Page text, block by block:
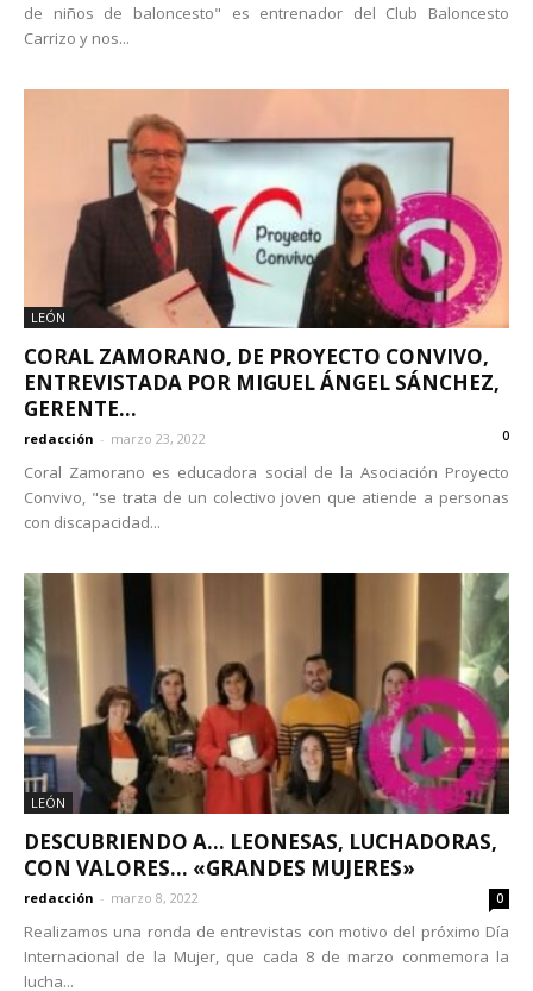
de niños de baloncesto" es entrenador del Club Baloncesto
Carrizo y nos...
LEÓN
CORAL ZAMORANO, DE PROYECTO CONVIVO,
ENTREVISTADA POR MIGUEL ÁNGEL SÁNCHEZ,
GERENTE...
redacción - marzo 23, 2022 0
Coral Zamorano es educadora social de la Asociación Proyecto
Convivo, "se trata de un colectivo joven que atiende a personas
con discapacidad...
LEÓN
DESCUBRIENDO A… LEONESAS, LUCHADORAS,
CON VALORES… «GRANDES MUJERES»
redacción - marzo 8, 2022 0
Realizamos una ronda de entrevistas con motivo del próximo Día
Internacional de la Mujer, que cada 8 de marzo conmemora la
lucha...